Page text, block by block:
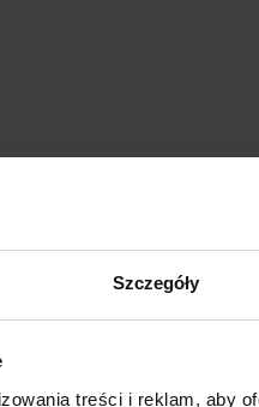
Szczegóły
treści i reklam, aby